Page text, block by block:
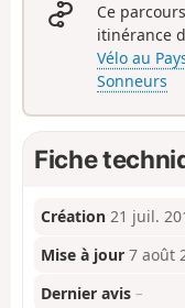
Ce
itinérance
Vélo au
Sonneurs
Fiche
Création 21 juil.
Mise à jour 7 août
Dernier avis –